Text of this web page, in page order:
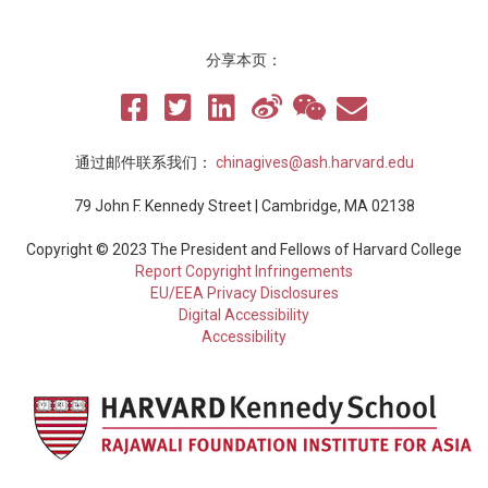
分享本页：
通过邮件联系我们： chinagives@ash.harvard.edu
79 John F. Kennedy Street | Cambridge, MA 02138
Copyright © 2023 The President and Fellows of Harvard College
Report Copyright Infringements
EU/EEA Privacy Disclosures
Digital Accessibility
Accessibility